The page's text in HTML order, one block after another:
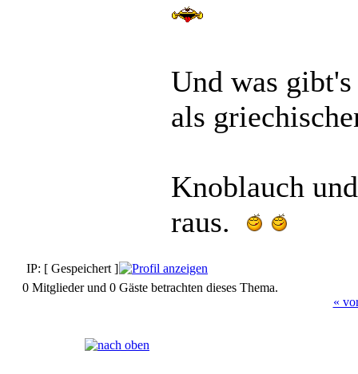
Und was
als
Knoblauch
raus.
IP: [ Gespeichert ]
0 Mitglieder und 0 Gäste betrachten dieses Thema.
«